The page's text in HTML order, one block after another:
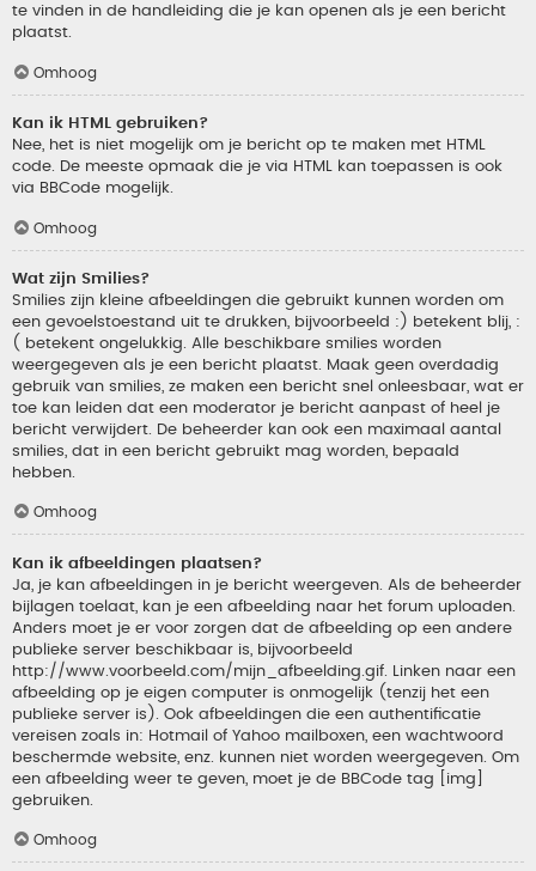
te vinden in de handleiding die je kan openen als je een bericht
plaatst.
Omhoog
Kan ik HTML gebruiken?
Nee, het is niet mogelijk om je bericht op te maken met HTML
code. De meeste opmaak die je via HTML kan toepassen is ook
via BBCode mogelijk.
Omhoog
Wat zijn Smilies?
Smilies zijn kleine afbeeldingen die gebruikt kunnen worden om
een gevoelstoestand uit te drukken, bijvoorbeeld :) betekent blij, :
( betekent ongelukkig. Alle beschikbare smilies worden
weergegeven als je een bericht plaatst. Maak geen overdadig
gebruik van smilies, ze maken een bericht snel onleesbaar, wat er
toe kan leiden dat een moderator je bericht aanpast of heel je
bericht verwijdert. De beheerder kan ook een maximaal aantal
smilies, dat in een bericht gebruikt mag worden, bepaald
hebben.
Omhoog
Kan ik afbeeldingen plaatsen?
Ja, je kan afbeeldingen in je bericht weergeven. Als de beheerder
bijlagen toelaat, kan je een afbeelding naar het forum uploaden.
Anders moet je er voor zorgen dat de afbeelding op een andere
publieke server beschikbaar is, bijvoorbeeld
http://www.voorbeeld.com/mijn_afbeelding.gif. Linken naar een
afbeelding op je eigen computer is onmogelijk (tenzij het een
publieke server is). Ook afbeeldingen die een authentificatie
vereisen zoals in: Hotmail of Yahoo mailboxen, een wachtwoord
beschermde website, enz. kunnen niet worden weergegeven. Om
een afbeelding weer te geven, moet je de BBCode tag [img]
gebruiken.
Omhoog